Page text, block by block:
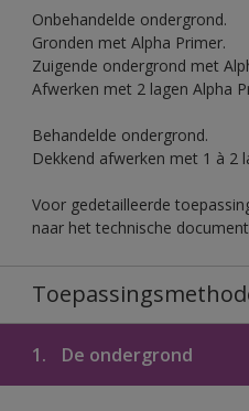
Onbehandelde ondergrond.
Gronden met Alpha Primer.
Zuigende ondergrond met
Afwerken met 2 lagen Alpha
Behandelde ondergrond.
Dekkend afwerken met 1 à 2
Voor gedetailleerde
naar het technische
1. De ondergrond